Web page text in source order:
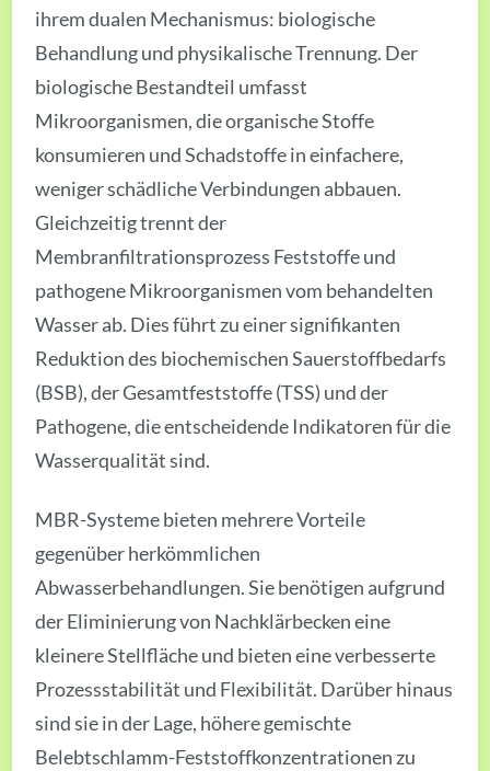
ihrem dualen Mechanismus: biologische
Behandlung und physikalische Trennung. Der
biologische Bestandteil umfasst
Mikroorganismen, die organische Stoffe
konsumieren und Schadstoffe in einfachere,
weniger schädliche Verbindungen abbauen.
Gleichzeitig trennt der
Membranfiltrationsprozess Feststoffe und
pathogene Mikroorganismen vom behandelten
Wasser ab. Dies führt zu einer signifikanten
Reduktion des biochemischen Sauerstoffbedarfs
(BSB), der Gesamtfeststoffe (TSS) und der
Pathogene, die entscheidende Indikatoren für die
Wasserqualität sind.
MBR-Systeme bieten mehrere Vorteile
gegenüber herkömmlichen
Abwasserbehandlungen. Sie benötigen aufgrund
der Eliminierung von Nachklärbecken eine
kleinere Stellfläche und bieten eine verbesserte
Prozessstabilität und Flexibilität. Darüber hinaus
sind sie in der Lage, höhere gemischte
Belebtschlamm-Feststoffkonzentrationen zu